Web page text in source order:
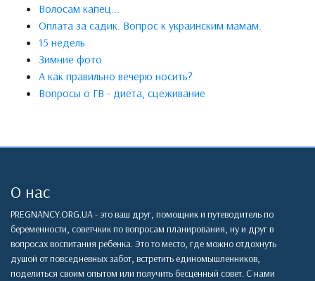
Волосам капец...
Оплата за садик. Вопрос к украинским мамам.
15 недель
Зимние фото
А как правильно вечерю носить?
Вопросы о ГВ - диета, сцеживание
О нас
PREGNANCY.ORG.UA - это ваш друг, помощник и путеводитель по
беременности, советчкик по вопросам планирования, ну и друг в
вопросах воспитания ребенка. Это то место, где можно отдохнуть
душой от повседневных забот, встретить единомышленников,
поделиться своим опытом или получить бесценный совет. С нами